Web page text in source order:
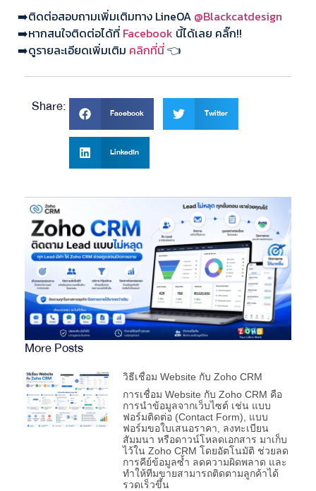
➡️ติดต่อสอบถามเพิ่มเติมทาง LineOA @Blackcatdesign
➡️หากสนใจติดต่อได้ที่ Facebook นี้ได้เลย คลิ๊ก!!
➡️ดูรายละเอียดเพิ่มเติม คลิกที่นี่👈
Share: Facebook Twitter
LinkedIn
More Posts
วิธีเชื่อม Website กับ Zoho CRM
การเชื่อม Website กับ Zoho CRM คือ
การนำข้อมูลจากเว็บไซต์ เช่น แบบ
ฟอร์มติดต่อ (Contact Form), แบบ
ฟอร์มขอใบเสนอราคา, ลงทะเบียน
สัมมนา หรือดาวน์โหลดเอกสาร มาเก็บ
ไว้ใน Zoho CRM โดยอัตโนมัติ ช่วยลด
การคีย์ข้อมูลซ้ำ ลดความผิดพลาด และ
ทำให้ทีมขายสามารถติดตามลูกค้าได้
รวดเร็วขึ้น